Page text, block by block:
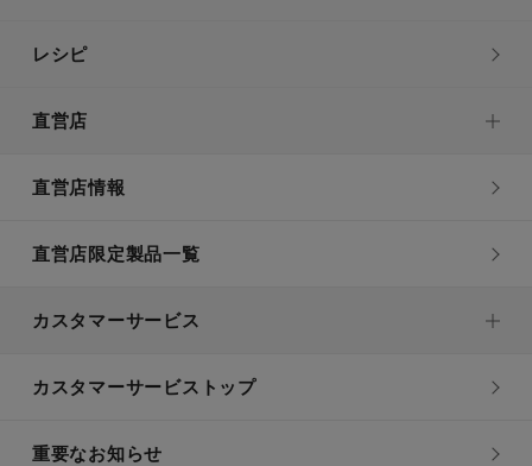
レシピ
直営店
直営店情報
直営店限定製品一覧
カスタマーサービス
カスタマーサービストップ
重要なお知らせ